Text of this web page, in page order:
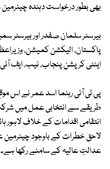
بھی بطور درخواست دہندہ
بیرسٹر سلمان صفدر اور بیرسٹر
پاکستان، الیکشن کمیشن،
اینٹی کرپشن پنجاب، نیب، ایف آئی
پی ٹی آئی رہنما اسد عمر نے اس
طریقے سے انتخابی عمل میں
انتقامی اقدامات کے خلاف لاہور
لاحق خطرات کے باوجود چیئرمین
عدالتِ عالیہ کے سامنے رکھا ہے۔